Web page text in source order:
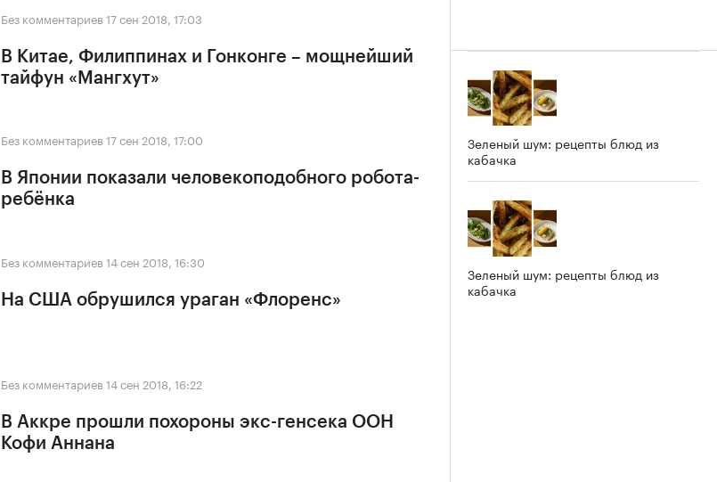
Без комментариев 17 сен 2018, 17:03
В Китае, Филиппинах и Гонконге – мощнейший
тайфун «Мангхут»
Без комментариев 17 сен 2018, 17:00
В Японии показали человекоподобного робота-
ребёнка
Без комментариев 14 сен 2018, 16:30
На США обрушился ураган «Флоренс»
Без комментариев 14 сен 2018, 16:22
В Аккре прошли похороны экс-генсека ООН
Кофи Аннана
Зеленый шум: рецепты блюд из
кабачка
Зеленый шум: рецепты блюд из
кабачка